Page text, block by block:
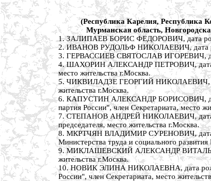
(Республика Карелия, Республика
Мурманская область,
1. ЗАЛИПАЕВ БОРИС ФЕДОРОВИЧ, дата
2. ИВАНОВ РУДОЛЬФ НИКОЛАЕВИЧ, дата
3. ГЕРВАССИЕВ СВЯТОСЛАВ ИГОРЕВИЧ, дата
4. ШАХОРИН АЛЕКСАНДР ПЕТРОВИЧ, дата
место жительства г.Москва.
5. ЧИКВИЛАДЗЕ ГЕОРГИЙ НИКОЛАЕВИЧ, дата
жительства г.Москва.
6. КАПУСТИН АЛЕКСАНДР БОРИСОВИЧ, дата
партия России", член Секретариата, место
7. СТЕПАНОВ АНДРЕЙ НИКОЛАЕВИЧ, дата
председателя, место жительства г.Москва.
8. МКРТЧЯН ВЛАДИМИР СУРЕНОВИЧ, дата
Министерства труда и социального
9. МИКЛАШЕВСКИЙ АЛЕКСАНДР ВИТАЛЬЕВИЧ,
жительства г.Москва.
10. НОВИК ЭЛИНА НИКОЛАЕВНА, дата
России", член Секретариата, место